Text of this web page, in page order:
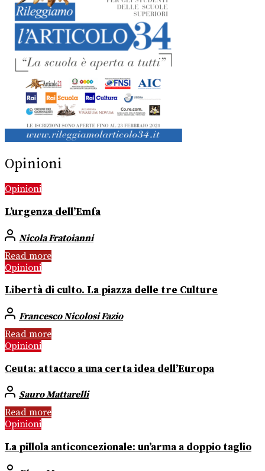
Opinioni
Opinioni
L’urgenza dell’Emfa
Nicola Fratoianni
Read more
Opinioni
Libertà di culto. La piazza delle tre Culture
Francesco Nicolosi Fazio
Read more
Opinioni
Ceuta: attacco a una certa idea dell’Europa
Sauro Mattarelli
Read more
Opinioni
La pillola anticoncezionale: un’arma a doppio taglio